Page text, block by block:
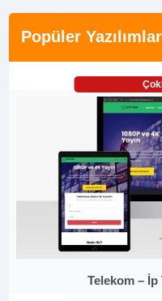
Popüler Yazılımlar
Telekom –